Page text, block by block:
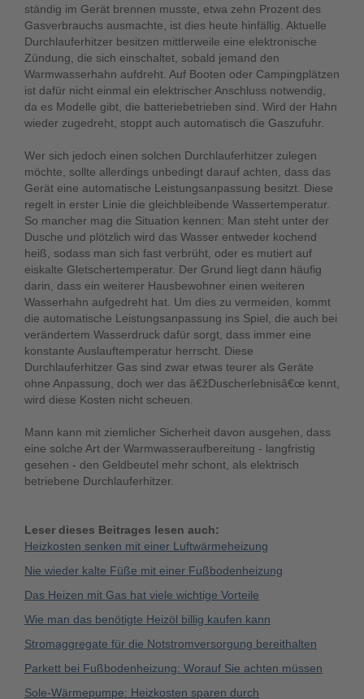
ständig im Gerät brennen musste, etwa zehn Prozent des
Gasverbrauchs ausmachte, ist dies heute hinfällig. Aktuelle
Durchlauferhitzer besitzen mittlerweile eine elektronische
Zündung, die sich einschaltet, sobald jemand den
Warmwasserhahn aufdreht. Auf Booten oder Campingplätzen
ist dafür nicht einmal ein elektrischer Anschluss notwendig,
da es Modelle gibt, die batteriebetrieben sind. Wird der Hahn
wieder zugedreht, stoppt auch automatisch die Gaszufuhr.
Wer sich jedoch einen solchen Durchlauferhitzer zulegen
möchte, sollte allerdings unbedingt darauf achten, dass das
Gerät eine automatische Leistungsanpassung besitzt. Diese
regelt in erster Linie die gleichbleibende Wassertemperatur.
So mancher mag die Situation kennen: Man steht unter der
Dusche und plötzlich wird das Wasser entweder kochend
heiß, sodass man sich fast verbrüht, oder es mutiert auf
eiskalte Gletschertemperatur. Der Grund liegt dann häufig
darin, dass ein weiterer Hausbewohner einen weiteren
Wasserhahn aufgedreht hat. Um dies zu vermeiden, kommt
die automatische Leistungsanpassung ins Spiel, die auch bei
verändertem Wasserdruck dafür sorgt, dass immer eine
konstante Auslauftemperatur herrscht. Diese
Durchlauferhitzer Gas sind zwar etwas teurer als Geräte
ohne Anpassung, doch wer das â€žDuscherlebnisâ€œ kennt,
wird diese Kosten nicht scheuen.
Mann kann mit ziemlicher Sicherheit davon ausgehen, dass
eine solche Art der Warmwasseraufbereitung - langfristig
gesehen - den Geldbeutel mehr schont, als elektrisch
betriebene Durchlauferhitzer.
Leser dieses Beitrages lesen auch:
Heizkosten senken mit einer Luftwärmeheizung
Nie wieder kalte Füße mit einer Fußbodenheizung
Das Heizen mit Gas hat viele wichtige Vorteile
Wie man das benötigte Heizöl billig kaufen kann
Stromaggregate für die Notstromversorgung bereithalten
Parkett bei Fußbodenheizung: Worauf Sie achten müssen
Sole-Wärmepumpe: Heizkosten sparen durch